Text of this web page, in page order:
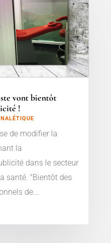
vont bientôt
!
de modifier la
la
dans le secteur
santé. "Bientôt des
de...